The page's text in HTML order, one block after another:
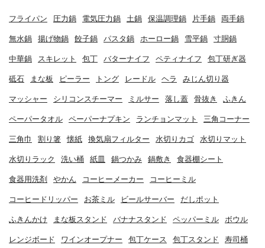
フライパン 圧力鍋 電気圧力鍋 土鍋 保温調理鍋 片手鍋 両手鍋
無水鍋 揚げ物鍋 餃子鍋 パスタ鍋 ホーロー鍋 雪平鍋 寸胴鍋
中華鍋 スキレット 包丁 バターナイフ ペティナイフ 包丁研ぎ器
砥石 まな板 ピーラー トング レードル ヘラ みじん切り器
マッシャー シリコンスチーマー ミルサー 落し蓋 骨抜き ふきん
ペーパータオル ペーパーナプキン ランチョンマット 三角コーナー
三角巾 割り箸 懐紙 換気扇フィルター 水切りカゴ 水切りマット
水切りラック 洗い桶 紙皿 鍋つかみ 鍋敷き 食器棚シート
食器用洗剤 やかん コーヒーメーカー コーヒーミル
コーヒードリッパー お茶ミル ビールサーバー だしポット
ふきんかけ まな板スタンド バナナスタンド ペッパーミル ボウル
レンジボード ワインオープナー 包丁ケース 包丁スタンド 寿司桶